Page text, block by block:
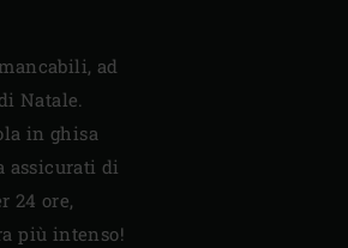
ad
Natale.
in ghisa
assicurati di
24 ore,
più intenso!